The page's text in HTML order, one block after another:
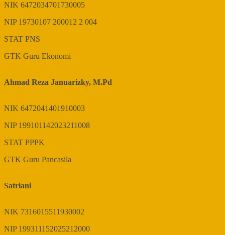
NIK 6472034701730005
NIP 19730107 200012 2 004
STAT PNS
GTK Guru Ekonomi
Ahmad Reza Januarizky, M.Pd
NIK 6472041401910003
NIP 199101142023211008
STAT PPPK
GTK Guru Pancasila
Satriani
NIK 7316015511930002
NIP 199311152025212000